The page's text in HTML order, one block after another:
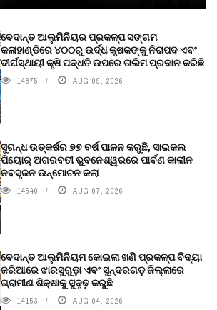
ବେଦାନ୍ତ ଆଲୁମିନିୟର ପ୍ରକଳ୍ପ ସଙ୍ଗମ
କଳାହାଣ୍ଡିରେ ୪୦୦ରୁ ଉର୍ଦ୍ଧ କୃଷକଙ୍କୁ ନିରାପଦ ଏବଂ
ଦୀର୍ଘସ୍ଥାୟୀ କୃଷି ପଦ୍ଧତି ଉପରେ ତାଲିମ ପ୍ରଦାନ କରିଛି
14875 AUG 09, 2026
ସୁଗନ୍ଧ ଉତ୍କର୍ଷର ୭୭ ବର୍ଷ ପାଳନ କରୁଛି, ସାଇକଲ
ପିୟୋର୍‌ ଅଗରବତୀ ଭୁବନେଶ୍ୱରରେ ପାର୍ବଣ କାଳୀନ
ନବସୃଜନ ଉନ୍ମୋଚନ କଲା
14540 AUG 07, 2026
ବେଦାନ୍ତ ଆଲୁମିନିୟମ କୋଇଲା ଖଣି ପ୍ରକଳ୍ପ ବିଦ୍ୟା
ଜରିଆରେ ଝାରସୁଗୁଡ଼ା ଏବଂ ସୁନ୍ଦରଗଡ଼ ଜିଲ୍ଲାରେ
ଗ୍ରାମୀଣ ଶିକ୍ଷାକୁ ସୁଦୃଢ଼ କରୁଛି
14153 AUG 04, 2026